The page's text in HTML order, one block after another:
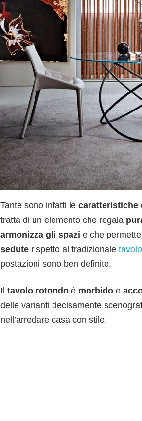
Tante sono infatti le caratteristiche
tratta di un elemento che regala
armonizza gli spazi e che
sedute rispetto al tradizionale
postazioni sono ben definite.
Il tavolo rotondo è morbido e
delle varianti decisamente
nell’arredare casa con stile.